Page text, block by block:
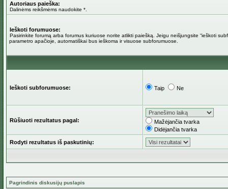
Autoriaus paieška:
Dalinėms reikšmėms naudokite *.
Ieškoti forumuose:
Pasirinkite forumą arba forumus kuriuose norite atlikti paiešką. Jeigu neišjungsite “ieškoti
parametro apačioje, automatiškai bus ieškoma ir visuose subforumuose.
Ieškoti subforumuose: Taip Ne
Rūšiuoti rezultatus pagal:
Mažėjančia tvarka
Didėjančia tvarka
Rodyti rezultatus iš paskutinių:
Pagrindinis diskusijų puslapis